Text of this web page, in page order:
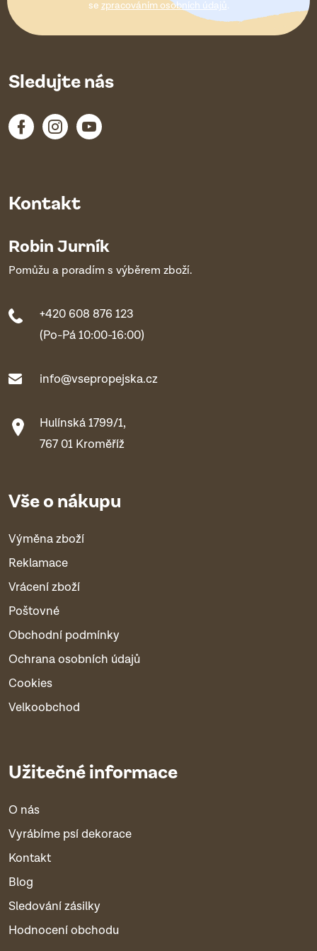
se zpracováním osobních údajů.
Kontakt
Robin Jurník
Pomůžu a poradím s výběrem zboží.
+420 608 876 123
(Po-Pá 10:00-16:00)
info@vsepropejska.cz
Hulínská 1799/1,
767 01 Kroměříž
Vše o nákupu
Výměna zboží
Reklamace
Vrácení zboží
Poštovné
Obchodní podmínky
Ochrana osobních údajů
Cookies
Velkoobchod
Užitečné informace
O nás
Vyrábíme psí dekorace
Kontakt
Blog
Sledování zásilky
Hodnocení obchodu
Sledujte nás